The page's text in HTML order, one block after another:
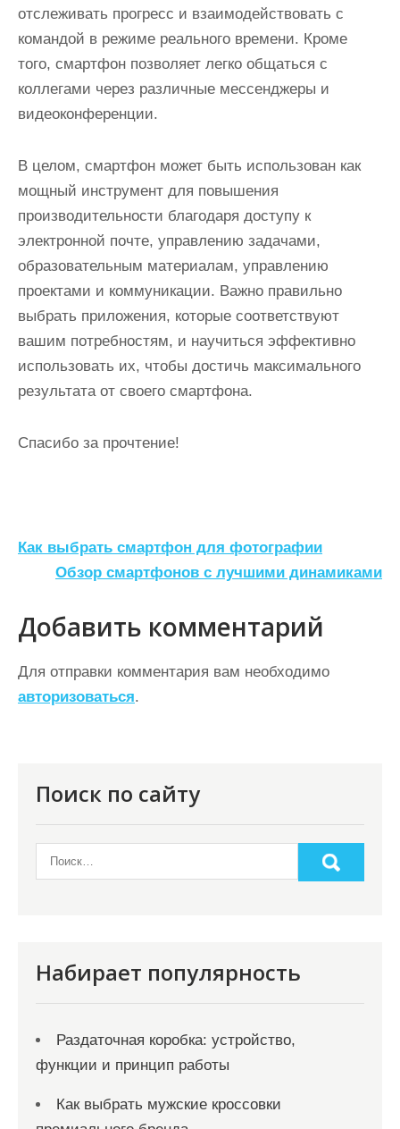
отслеживать прогресс и взаимодействовать с
командой в режиме реального времени. Кроме
того, смартфон позволяет легко общаться с
коллегами через различные мессенджеры и
видеоконференции.
В целом, смартфон может быть использован как
мощный инструмент для повышения
производительности благодаря доступу к
электронной почте, управлению задачами,
образовательным материалам, управлению
проектами и коммуникации. Важно правильно
выбрать приложения, которые соответствуют
вашим потребностям, и научиться эффективно
использовать их, чтобы достичь максимального
результата от своего смартфона.
Спасибо за прочтение!
Н
в
и
г
а
м
Как выбрать смартфон для фотографии
Обзор смартфонов с лучшими динамиками
Добавить комментарий
Для отправки комментария вам необходимо
авторизоваться.
Поиск по сайту
Набирает популярность
Раздаточная коробка: устройство,
функции и принцип работы
Как выбрать мужские кроссовки